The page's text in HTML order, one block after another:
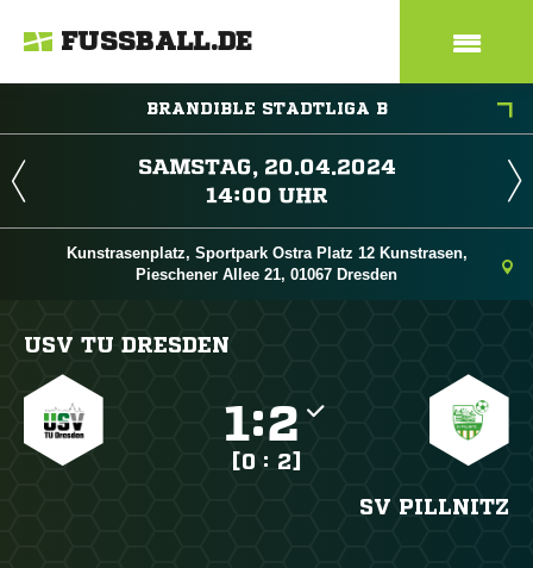
FUSSBALL.DE
BRANDIBLE STADTLIGA B
 
 
Kunstrasenplatz, Sportpark Ostra Platz 12 Kunstrasen,
Pieschener Allee 21, 01067 Dresden
USV TU DRESDEN
:
[0 : 2]
SV PILLNITZ